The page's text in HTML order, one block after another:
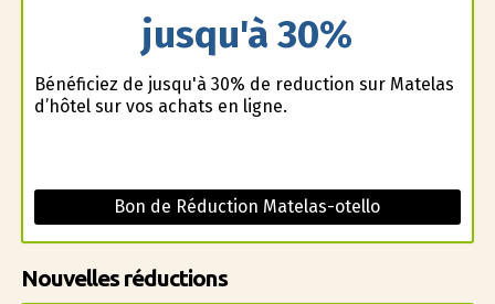
jusqu'à 30%
Bénéficiez de jusqu'à 30% de reduction sur Matelas
d’hôtel sur vos achats en ligne.
Bon de Réduction Matelas-otello
Nouvelles réductions